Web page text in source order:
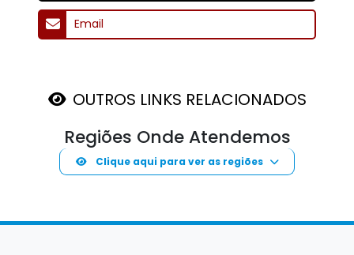
Email
OUTROS LINKS RELACIONADOS
Regiões Onde Atendemos
Clique aqui para ver as regiões